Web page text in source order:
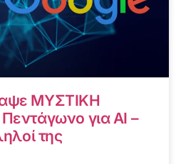
ΜΥΣΤΙΚΗ
για AI –
της